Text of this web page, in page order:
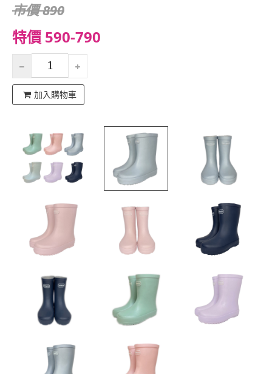
市價 890
特價 590-790
加入購物車